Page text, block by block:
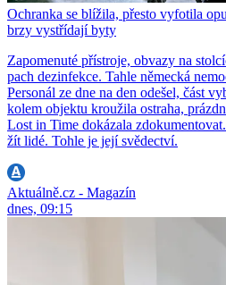
Ochranka se blížila, přesto vyfotila
brzy vystřídají byty
Zapomenuté přístroje, obvazy na
pach dezinfekce. Tahle německá
Personál ze dne na den odešel, část
kolem objektu kroužila ostraha,
Lost in Time dokázala
žít lidé. Tohle je její svědectví.
Aktuálně.cz - Magazín
dnes, 09:15